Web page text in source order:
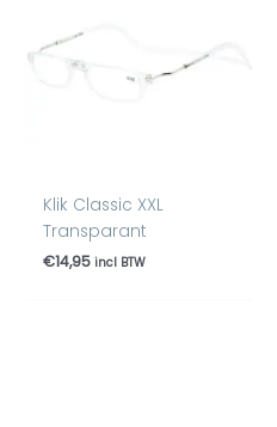
Klik Classic XXL
Transparant
€14,95 incl BTW